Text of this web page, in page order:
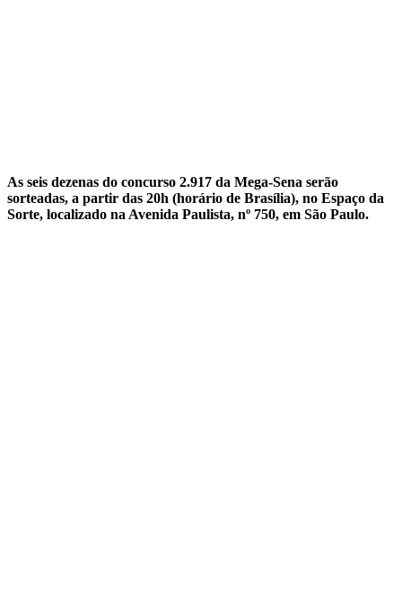
As seis dezenas do concurso 2.917 da Mega-Sena serão
sorteadas, a partir das 20h (horário de Brasília), no Espaço da
Sorte, localizado na Avenida Paulista, nº 750, em São Paulo.